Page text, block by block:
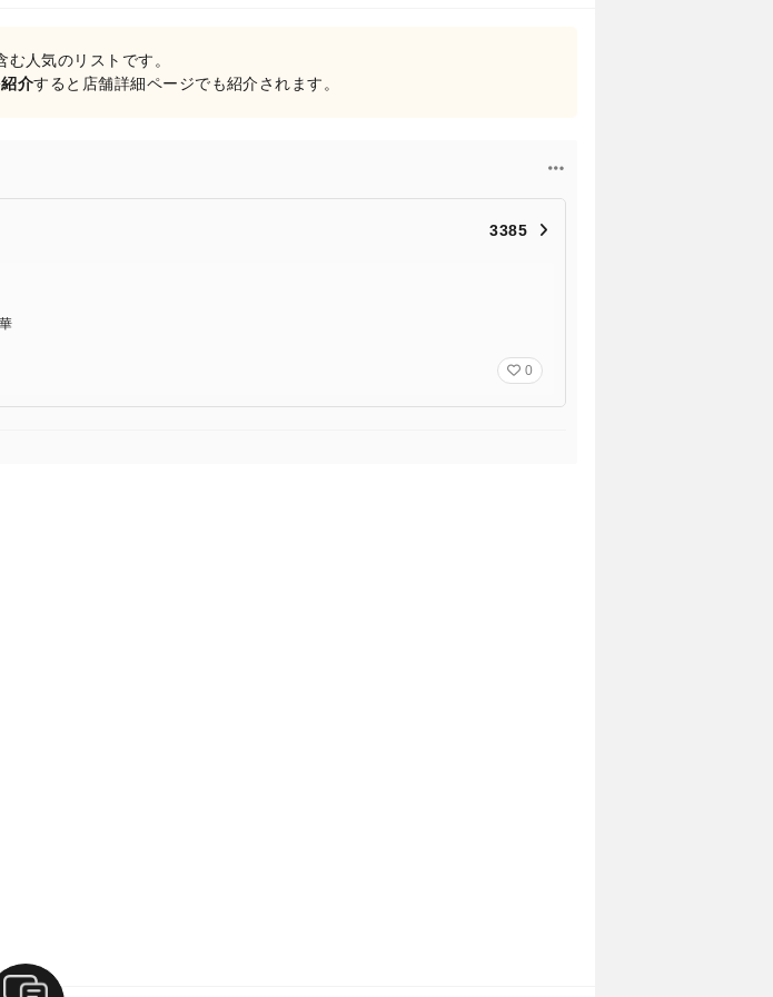
む人気のリストです。
介すると店舗詳細ページでも紹介されます。
3385
0